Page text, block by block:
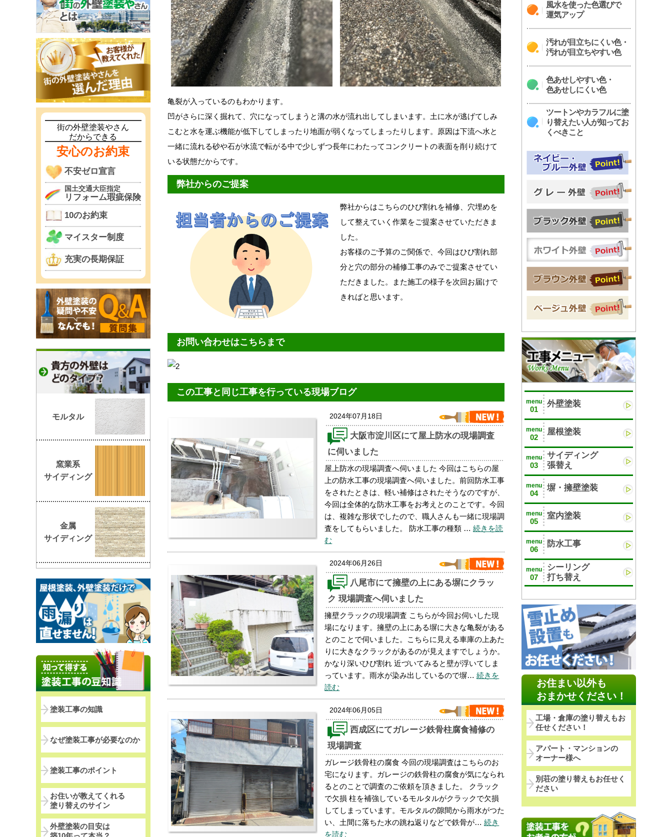
亀裂が入っているのもわかります。
凹がさらに深く掘れて、穴になってしまうと溝の水が流れ出してしまいます。土に水が逃げてしみ
こむと水を運ぶ機能が低下してしまったり地面が弱くなってしまったりします。原因は下流へ水と
一緒に流れる砂や石が水流で転がる中で少しずつ長年にわたってコンクリートの表面を削り続けて
いる状態だからです。
弊社からのご提案
弊社からはこちらのひび割れを補修、穴埋めを
して整えていく作業をご提案させていただきま
した。
お客様のご予算のご関係で、今回はひび割れ部
分と穴の部分の補修工事のみでご提案させてい
ただきました。また施工の様子を次回お届けで
きればと思います。
お問い合わせはこちらまで
この工事と同じ工事を行っている現場ブログ
2024年07月18日
大阪市淀川区にて屋上防水の現場調査
に伺いました
屋上防水の現場調査へ伺いました 今回はこちらの屋
上の防水工事の現場調査へ伺いました。前回防水工事
をされたときは、軽い補修はされたそうなのですが、
今回は全体的な防水工事をお考えとのことです。今回
は、複雑な形状でしたので、職人さんも一緒に現場調
査をしてもらいました。 防水工事の種類 … 続きを読
む
2024年06月26日
八尾市にて擁壁の上にある塀にクラッ
ク 現場調査へ伺いました
擁壁クラックの現場調査 こちらが今回お伺いした現
場になります。擁壁の上にある塀に大きな亀裂がある
とのことで伺いました。こちらに見える車庫の上あた
りに大きなクラックがあるのが見えますでしょうか。
かなり深いひび割れ 近づいてみると壁が浮いてしま
っています。雨水が染み出しているので塀… 続きを
読む
2024年06月05日
西成区にてガレージ鉄骨柱腐食補修の
現場調査
ガレージ鉄骨柱の腐食 今回の現場調査はこちらのお
宅になります。ガレージの鉄骨柱の腐食が気になられ
るとのことで調査のご依頼を頂きました。 クラック
で欠損 柱を補強しているモルタルがクラックで欠損
してしまっています。モルタルの隙間から雨水がつた
い、土間に落ちた水の跳ね返りなどで鉄骨が… 続き
を読む
風水を使った色選びで
運気アップ
汚れが目立ちにくい色・
汚れが目立ちやすい色
色あせしやすい色・
色あせしにくい色
ツートンやカラフルに塗
り替えたい人が知ってお
くべきこと
menu
01
外壁塗装
menu
02
屋根塗装
menu
03
サイディング
張替え
menu
04
塀・擁壁塗装
menu
05
室内塗装
menu
06
防水工事
menu
07
シーリング
打ち替え
お住まい以外も
おまかせください！
工場・倉庫の塗り替えもお
任せください！
アパート・マンションの
オーナー様へ
別荘の塗り替えもお任せく
ださい
街の外壁塗装やさん
だからできる
安心のお約束
不安ゼロ宣言
国土交通大臣指定
リフォーム瑕疵保険
10のお約束
マイスター制度
充実の長期保証
モルタル
窯業系
サイディング
金属
サイディング
塗装工事の知識
なぜ塗装工事が必要なのか
塗装工事のポイント
お住いが教えてくれる
塗り替えのサイン
外壁塗装の目安は